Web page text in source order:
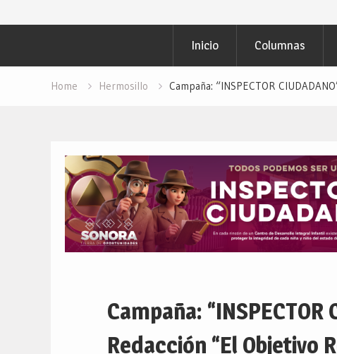
Inicio Columnas
Home Hermosillo Campaña: “INSPECTOR
Campaña:
Redacción “El Objetivo